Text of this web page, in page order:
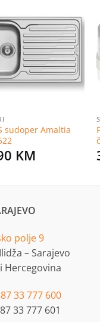
Dodaj
na
listu
želja
sudoper Amaltia
KM
polje 9
– Sarajevo
Hercegovina
33 777 600
33 777 601